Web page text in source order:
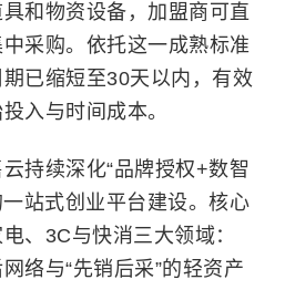
和物资设备，加盟商可直
采购。依托这一成熟标准
已缩短至30天以内，有效
入与时间成本。
持续深化“品牌授权+数智
站式创业平台建设。核心
、3C与快消三大领域：
络与“先销后采”的轻资产